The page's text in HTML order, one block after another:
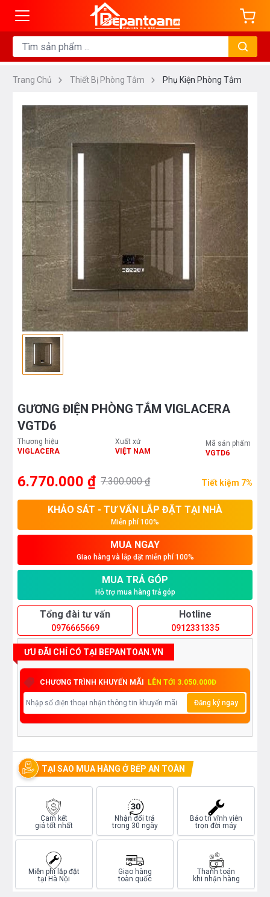
Trang Chủ Thiết Bị Phòng Tắm Phụ Kiện Phòng Tắm
GƯƠNG ĐIỆN PHÒNG TẮM VIGLACERA
VGTD6
Thương hiệu
VIGLACERA
Xuất xứ
VIỆT NAM
Mã sản phẩm
VGTD6
6.770.000 ₫ 7.300.000 ₫ Tiết kiệm 7%
KHẢO SÁT - TƯ VẤN LẮP ĐẶT TẠI NHÀ
Miễn phí 100%
MUA NGAY
Giao hàng và lắp đặt miễn phí 100%
MUA TRẢ GÓP
Hỗ trợ mua hàng trả góp
Tổng đài tư vấn
0976665669
Hotline
0912331335
ƯU ĐÃI CHỈ CÓ TẠI BEPANTOAN.VN
CHƯƠNG TRÌNH KHUYẾN MÃI LÊN TỚI 3.050.000Đ
Đăng ký ngay
TẠI SAO MUA HÀNG Ở BẾP AN TOÀN
Cam kết
giá tốt nhất
Nhận đổi trả
trong 30 ngày
Bảo trì vĩnh viễn
trọn đời máy
Miễn phí lắp đặt
tại Hà Nội
Giao hàng
toàn quốc
Thanh toán
khi nhận hàng